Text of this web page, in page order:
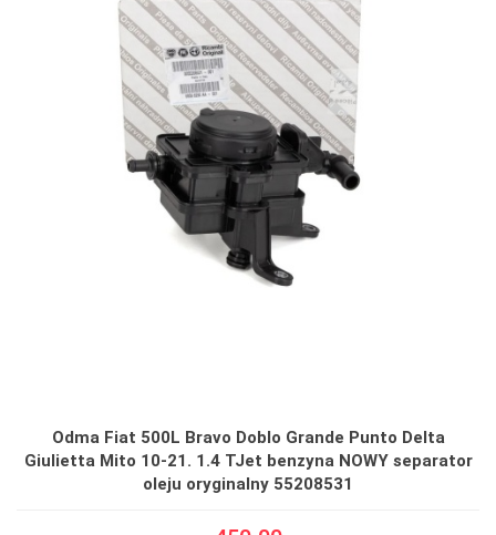
Odma Fiat 500L Bravo Doblo Grande Punto Delta
Giulietta Mito 10-21. 1.4 TJet benzyna NOWY separator
oleju oryginalny 55208531